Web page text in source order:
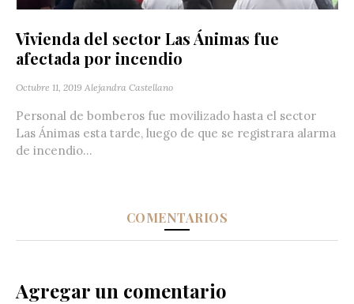
Vivienda del sector Las Ánimas fue
afectada por incendio
Octubre 11, 2019 Alejandra Castellano
Personal de bomberos fue movilizado hasta el sector
Las Ánimas esta tarde, luego de que se registrara alarma
de incendio...
COMENTARIOS
Agregar un comentario